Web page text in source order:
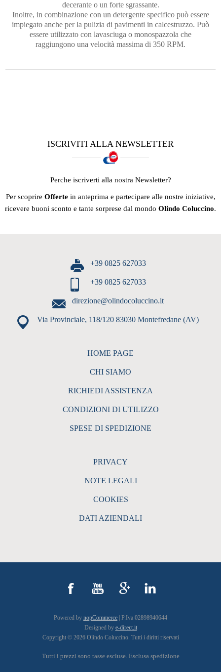
decerante o un forte sgrassante.
Inoltre, in combinazione con un detergente specifico può essere
impiegato anche per la pulizia di pavimenti in calcestruzzo. Può
essere utilizzato con lavasciuga o monospazzola che
raggiungono una velocità massima di 350 RPM.
ISCRIVITI ALLA NEWSLETTER
Perche iscriverti alla nostra Newsletter?
Per scoprire Offertein anteprima e partecipare alle nostre iniziative,
ricevere buoni sconto e tante sorprese dal mondo Olindo Coluccino.
+39 0825 627033
+39 0825 627033
direzione@olindocoluccino.it
Via Provinciale, 118/120 83030 Montefredane (AV)
HOME PAGE
CHI SIAMO
RICHIEDI ASSISTENZA
CONDIZIONI DI UTILIZZO
SPESE DI SPEDIZIONE
PRIVACY
NOTE LEGALI
COOKIES
DATI AZIENDALI
Powered by nopCommerce | P.Iva 02898940644
Designed by e-direct.it
Copyright © 2026 Olindo Coluccino. Tutti i diritti riservati
Tutti i prezzi sono tasse escluse. Esclusa spedizione